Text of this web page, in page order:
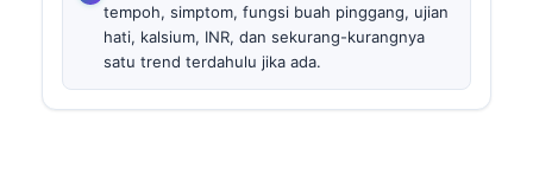
tempoh, simptom, fungsi buah pinggang, ujian
hati, kalsium, INR, dan sekurang-kurangnya
satu trend terdahulu jika ada.